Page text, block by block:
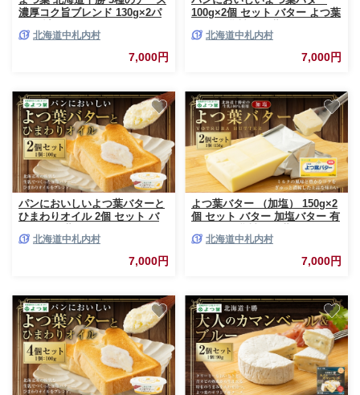
濃厚コク旨ブレンド 130g×2パ
チェダー ゴーダ モッツァレラ
北海道中札内村
7,000円
100g×2個 セット バター よつ葉
北海道中札内村
7,000円
パンにおいしいよつ葉バターと
ひまわりオイル 2個 セット バ
イル 乳製品 冷蔵 [009-0173]
北海道中札内村
7,000円
よつ葉バター （加塩） 150g×2
個 セット バター 加塩バター 有
0158]北海道中札内村
7,000円